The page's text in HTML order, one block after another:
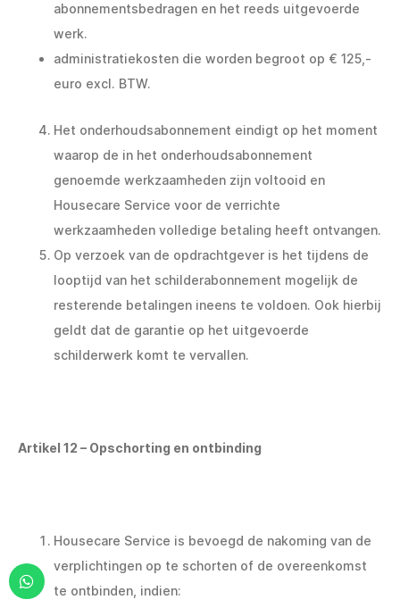
abonnementsbedragen en het reeds uitgevoerde
werk.
administratiekosten die worden begroot op € 125,-
euro excl. BTW.
Het onderhoudsabonnement eindigt op het moment
waarop de in het onderhoudsabonnement
genoemde werkzaamheden zijn voltooid en
Housecare Service voor de verrichte
werkzaamheden volledige betaling heeft ontvangen.
Op verzoek van de opdrachtgever is het tijdens de
looptijd van het schilderabonnement mogelijk de
resterende betalingen ineens te voldoen. Ook hierbij
geldt dat de garantie op het uitgevoerde
schilderwerk komt te vervallen.
Artikel 12 – Opschorting en ontbinding
Housecare Service is bevoegd de nakoming van de
verplichtingen op te schorten of de overeenkomst
te ontbinden, indien: